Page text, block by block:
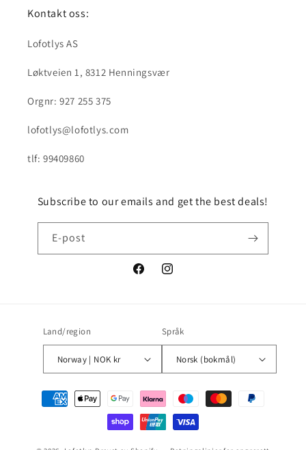
Kontakt oss:
Lofotlys AS
Løktveien 1, 8312 Henningsvær
Orgnr: 927 255 375
lofotlys@lofotlys.com
tlf: 99409860
Subscribe to our emails and get the best deals!
E-post
FacebookInstagram
Land/region
Norway | NOK kr
Språk
Norsk (bokmål)
Betalingsmåter